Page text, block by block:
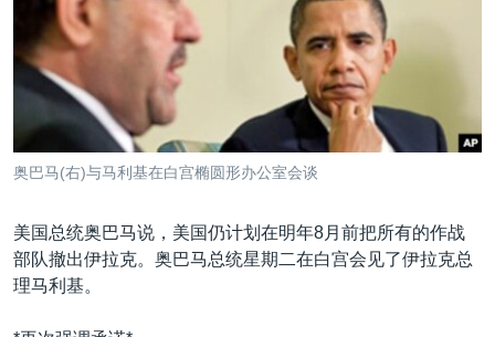
跳
索
中东
欧洲
非洲
美洲
人权·法律·宗教
科教·文娱·体健
军事
劳工
热点专题
白宫要闻
国会报道
美中关系
埃博拉疫情
美国之音专访
VOA视频
VOA今日焦点
中文广播
奥巴马(右)与马利基在白宫椭圆形办公室会谈
美国总统奥巴马说，美国仍计划在明年8月前把所有的作战
部队撤出伊拉克。奥巴马总统星期二在白宫会见了伊拉克总
理马利基。